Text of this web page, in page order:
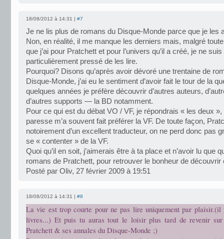
18/08/2012 à 14:31 | #7
Je ne lis plus de romans du Disque-Monde parce que je les
Non, en réalité, il me manque les derniers mais, malgré toute
que j’ai pour Pratchett et pour l’univers qu’il a créé, je ne
particulièrement pressé de les lire.
Pourquoi? Disons qu’après avoir dévoré une trentaine de
Disque-Monde, j’ai eu le sentiment d’avoir fait le tour de la
quelques années je préfère découvrir d’autres auteurs,
d’autres supports — la BD notamment.
Pour ce qui est du débat VO / VF, je répondrais « les deux
paresse m’a souvent fait préférer la VF. De toute façon,
notoirement d’un excellent traducteur, on ne perd donc pas
se « contenter » de la VF.
Quoi qu’il en soit, j’aimerais être à ta place et n’avoir lu que
romans de Pratchett, pour retrouver le bonheur de
Posté par Oliv, 27 février 2009 à 19:51
18/08/2012 à 14:31 | #8
La vie est trop courte pour ne pas lire uniquement par
livres...) Et puis tu auras tout le loisir plus tard de revenir sur
Pratchett & ses annales du Disque-Monde ;)